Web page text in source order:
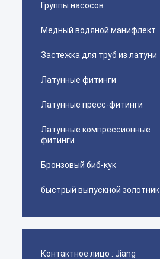
Группы насосов
Медный водяной манифлект
Застежка для труб из латуни
Латунные фитинги
Латунные пресс-фитинги
Латунные компрессионные
фитинги
Бронзовый биб-кук
быстрый выпускной золотник
Контактное лицо : Jiang